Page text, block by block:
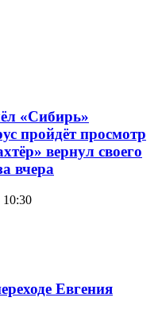
«Сибирь»
пройдёт просмотр
вернул своего
вчера
10:30
Евгения